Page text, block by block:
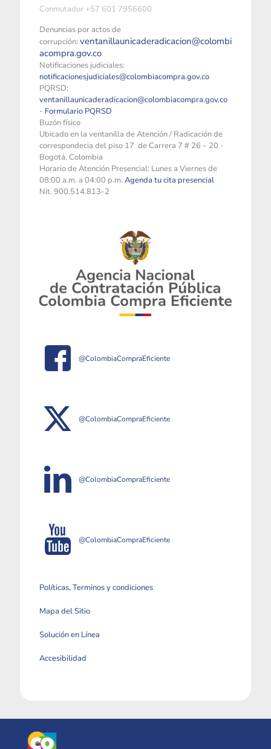
Conmutador +57 601 7956600
Denuncias por actos de
corrupción: ventanillaunicaderadicacion@colombi
acompra.gov.co
Notificaciones judiciales:
notificacionesjudiciales@colombiacompra.gov.co
PQRSD:
ventanillaunicaderadicacion@colombiacompra.gov.co
- Formulario PQRSD
Buzón físico
Ubicado en la ventanilla de Atención / Radicación de
correspondecia del piso 17 de Carrera 7 # 26 – 20 -
Bogotá, Colombia
Horario de Atención Presencial: Lunes a Viernes de
08:00 a.m. a 04:00 p.m. Agenda tu cita presencial
Nit. 900.514.813-2
@ColombiaCompraEficiente
@ColombiaCompraEficiente
@ColombiaCompraEficiente
@ColombiaCompraEficiente
Políticas, Terminos y condiciones
Mapa del Sitio
Solución en Línea
Accesibilidad